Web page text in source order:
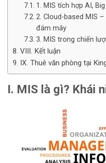
1. MIS tích hợp AI,
2. Cloud-based MIS
đám mây
3. MIS trong chiến
VIII. Kết luận
IX. Thuê văn phòng tại
I. MIS là gì? Khái